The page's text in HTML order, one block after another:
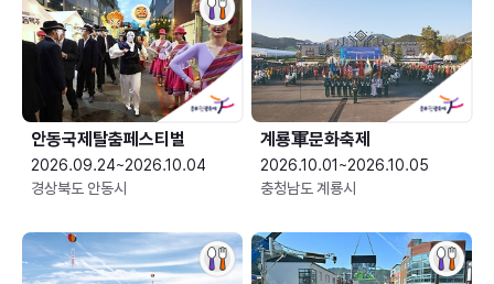
안동국제탈춤페스티벌
2026.09.24~2026.10.04
경상북도 안동시
2026.10.01~2026.10.05
충청남도 계룡시